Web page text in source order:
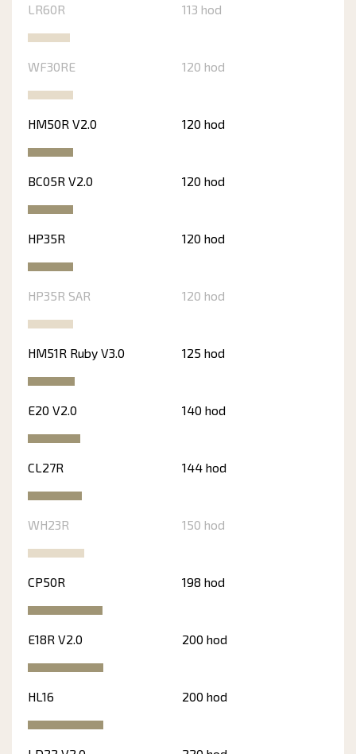
LR60R 113 hod
WF30RE 120 hod
HM50R V2.0 120 hod
BC05R V2.0 120 hod
HP35R 120 hod
HP35R SAR 120 hod
HM51R Ruby V3.0 125 hod
E20 V2.0 140 hod
CL27R 144 hod
WH23R 150 hod
CP50R 198 hod
E18R V2.0 200 hod
HL16 200 hod